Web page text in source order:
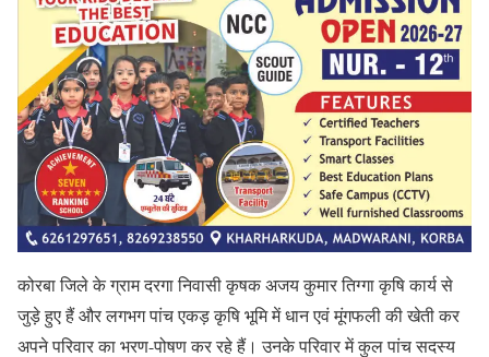
कोरबा जिले के ग्राम दरगा निवासी कृषक अजय कुमार तिग्गा कृषि कार्य से
जुड़े हुए हैं और लगभग पांच एकड़ कृषि भूमि में धान एवं मूंगफली की खेती कर
अपने परिवार का भरण-पोषण कर रहे हैं। उनके परिवार में कुल पांच सदस्य